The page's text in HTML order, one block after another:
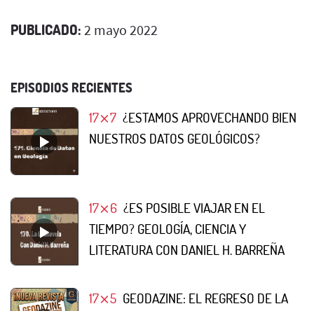
PUBLICADO: 2 mayo 2022
EPISODIOS RECIENTES
17⨯7 ¿ESTAMOS APROVECHANDO BIEN
NUESTROS DATOS GEOLÓGICOS?
17⨯6 ¿ES POSIBLE VIAJAR EN EL
TIEMPO? GEOLOGÍA, CIENCIA Y
LITERATURA CON DANIEL H. BARREÑA
17⨯5 GEODAZINE: EL REGRESO DE LA